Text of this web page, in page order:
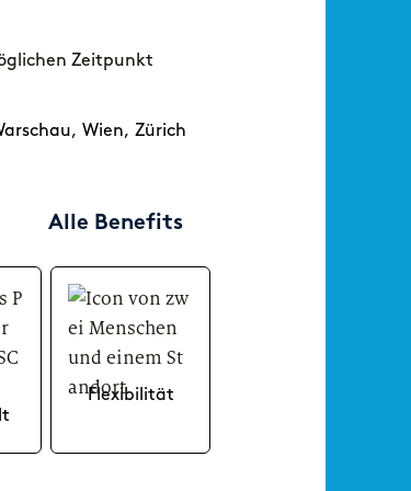
Corporate Functions
Praktikum oder als
Praktikum, eine
Abschlussarbeit oder eine
Tätigkeit als studentische
Hilfskraft.
Zeitpunkt
, Wien, Zürich
Alle Benefits
Flexibilität
Um dir